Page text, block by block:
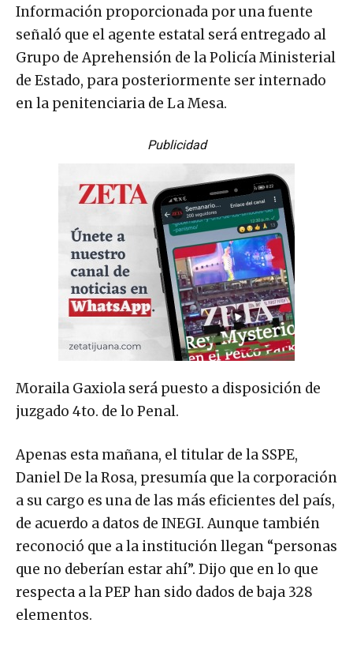
Información proporcionada por una fuente
señaló que el agente estatal será entregado al
Grupo de Aprehensión de la Policía Ministerial
de Estado, para posteriormente ser internado
en la penitenciaria de La Mesa.
Publicidad
Moraila Gaxiola será puesto a disposición de
juzgado 4to. de lo Penal.
Apenas esta mañana, el titular de la SSPE,
Daniel De la Rosa, presumía que la corporación
a su cargo es una de las más eficientes del país,
de acuerdo a datos de INEGI. Aunque también
reconoció que a la institución llegan “personas
que no deberían estar ahí”. Dijo que en lo que
respecta a la PEP han sido dados de baja 328
elementos.